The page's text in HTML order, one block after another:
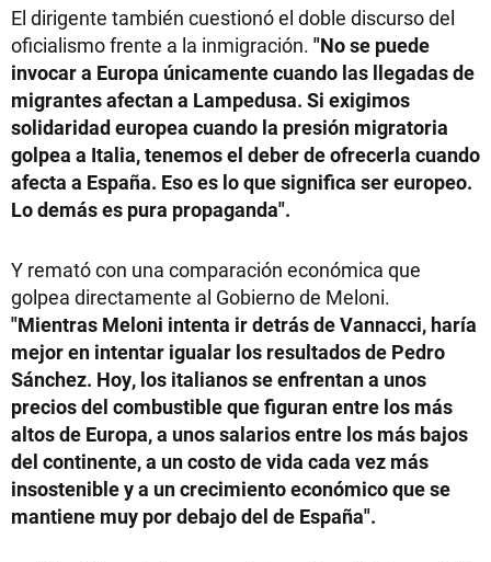
El dirigente también cuestionó el doble discurso del
oficialismo frente a la inmigración. "No se puede
invocar a Europa únicamente cuando las llegadas de
migrantes afectan a Lampedusa. Si exigimos
solidaridad europea cuando la presión migratoria
golpea a Italia, tenemos el deber de ofrecerla cuando
afecta a España. Eso es lo que significa ser europeo.
Lo demás es pura propaganda".
Y remató con una comparación económica que
golpea directamente al Gobierno de Meloni.
"Mientras Meloni intenta ir detrás de Vannacci, haría
mejor en intentar igualar los resultados de Pedro
Sánchez. Hoy, los italianos se enfrentan a unos
precios del combustible que figuran entre los más
altos de Europa, a unos salarios entre los más bajos
del continente, a un costo de vida cada vez más
insostenible y a un crecimiento económico que se
mantiene muy por debajo del de España".